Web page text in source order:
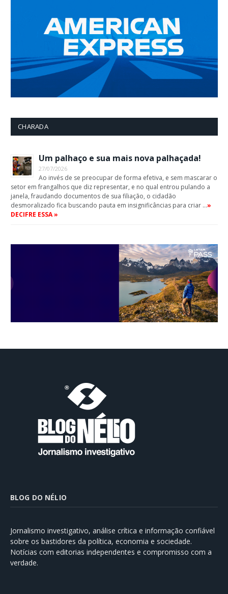
CHARADA
Um palhaço e sua mais nova palhaçada!
27/07/2026
Ao invés de se preocupar de forma efetiva, e sem mascarar o
setor em frangalhos que diz representar, e no qual entrou pulando a
janela, fraudando documentos de sua filiação, o cidadão
desmoralizado fica buscando pauta em insignificâncias para criar …»
DECIFRE ESSA »
BLOG DO NÉLIO
Jornalismo investigativo, análise crítica e informação confiável
sobre os bastidores da política, economia e sociedade.
Notícias com editorias independentes e compromisso com a
verdade.